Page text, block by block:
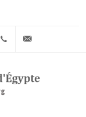
+20 2 25970400